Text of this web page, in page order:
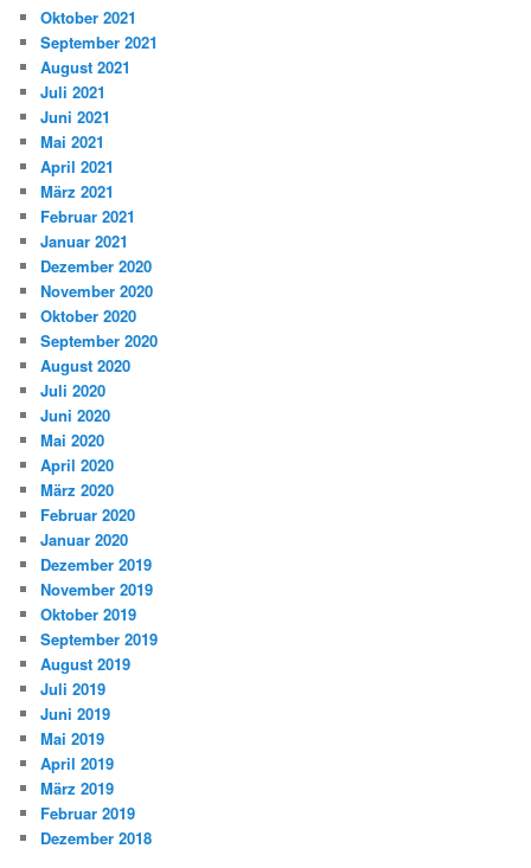
Oktober 2021
September 2021
August 2021
Juli 2021
Juni 2021
Mai 2021
April 2021
März 2021
Februar 2021
Januar 2021
Dezember 2020
November 2020
Oktober 2020
September 2020
August 2020
Juli 2020
Juni 2020
Mai 2020
April 2020
März 2020
Februar 2020
Januar 2020
Dezember 2019
November 2019
Oktober 2019
September 2019
August 2019
Juli 2019
Juni 2019
Mai 2019
April 2019
März 2019
Februar 2019
Dezember 2018